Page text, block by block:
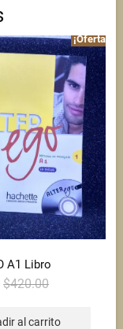
¡Oferta!
A1 Libro
$420.00Original
Current
al carrito